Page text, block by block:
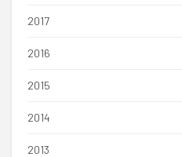
2017
2016
2015
2014
2013